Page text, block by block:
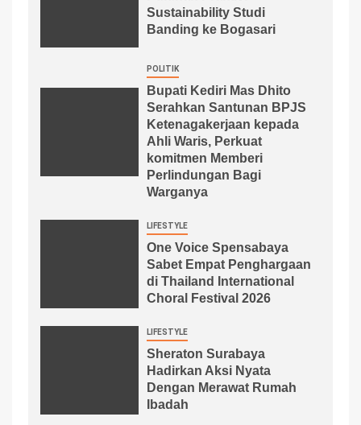
Sustainability Studi
Banding ke Bogasari
POLITIK
Bupati Kediri Mas Dhito
Serahkan Santunan BPJS
Ketenagakerjaan kepada
Ahli Waris, Perkuat
komitmen Memberi
Perlindungan Bagi
Warganya
LIFESTYLE
One Voice Spensabaya
Sabet Empat Penghargaan
di Thailand International
Choral Festival 2026
LIFESTYLE
Sheraton Surabaya
Hadirkan Aksi Nyata
Dengan Merawat Rumah
Ibadah